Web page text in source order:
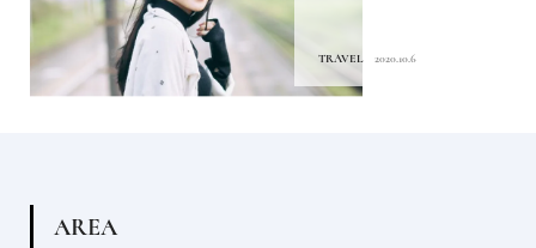
TRAVEL 2020.10.6
AREA